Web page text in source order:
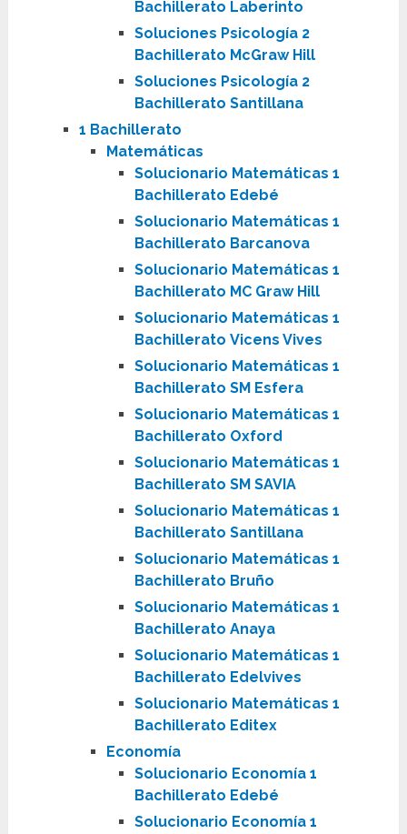
Bachillerato Laberinto
Soluciones Psicología 2
Bachillerato McGraw Hill
Soluciones Psicología 2
Bachillerato Santillana
1 Bachillerato
Matemáticas
Solucionario Matemáticas 1
Bachillerato Edebé
Solucionario Matemáticas 1
Bachillerato Barcanova
Solucionario Matemáticas 1
Bachillerato MC Graw Hill
Solucionario Matemáticas 1
Bachillerato Vicens Vives
Solucionario Matemáticas 1
Bachillerato SM Esfera
Solucionario Matemáticas 1
Bachillerato Oxford
Solucionario Matemáticas 1
Bachillerato SM SAVIA
Solucionario Matemáticas 1
Bachillerato Santillana
Solucionario Matemáticas 1
Bachillerato Bruño
Solucionario Matemáticas 1
Bachillerato Anaya
Solucionario Matemáticas 1
Bachillerato Edelvives
Solucionario Matemáticas 1
Bachillerato Editex
Economía
Solucionario Economía 1
Bachillerato Edebé
Solucionario Economía 1